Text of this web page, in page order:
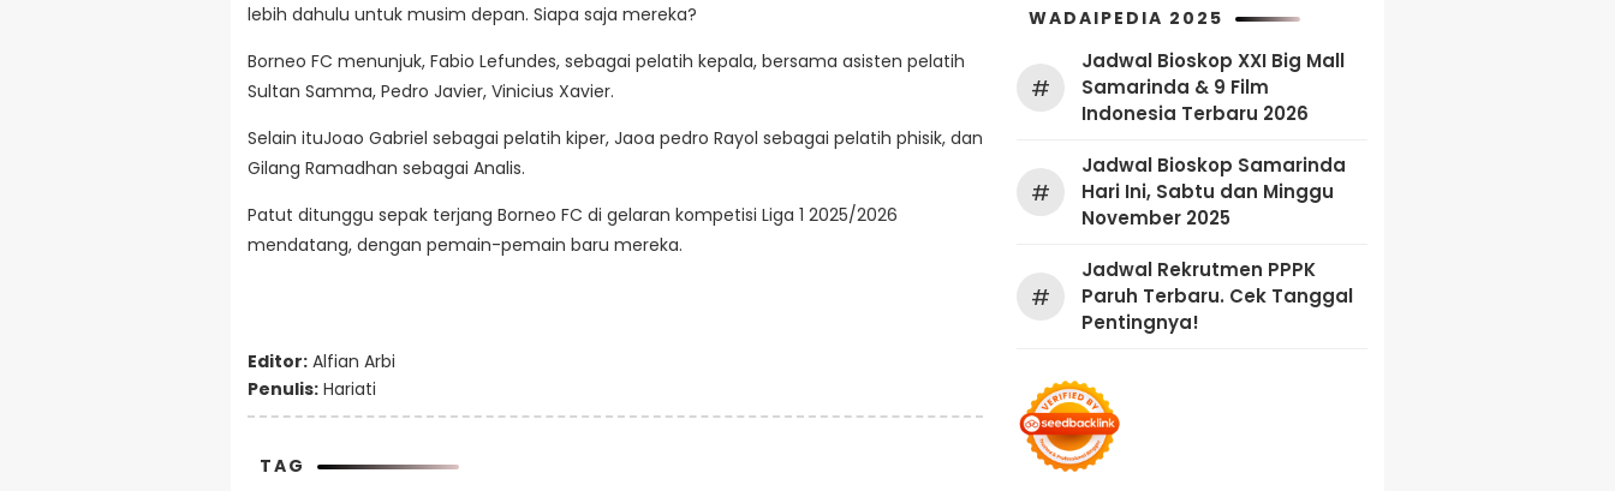
lebih dahulu untuk musim depan. Siapa saja mereka?
Borneo FC menunjuk, Fabio Lefundes, sebagai pelatih kepala, bersama asisten pelatih
Sultan Samma, Pedro Javier, Vinicius Xavier.
Selain ituJoao Gabriel sebagai pelatih kiper, Jaoa pedro Rayol sebagai pelatih phisik, dan
Gilang Ramadhan sebagai Analis.
Patut ditunggu sepak terjang Borneo FC di gelaran kompetisi Liga 1 2025/2026
mendatang, dengan pemain-pemain baru mereka.
Editor: Alfian Arbi
Penulis: Hariati
TAG
WADAIPEDIA 2025
#
Jadwal Bioskop XXI Big Mall
Samarinda & 9 Film
Indonesia Terbaru 2026
#
Jadwal Bioskop Samarinda
Hari Ini, Sabtu dan Minggu
November 2025
#
Jadwal Rekrutmen PPPK
Paruh Terbaru. Cek Tanggal
Pentingnya!